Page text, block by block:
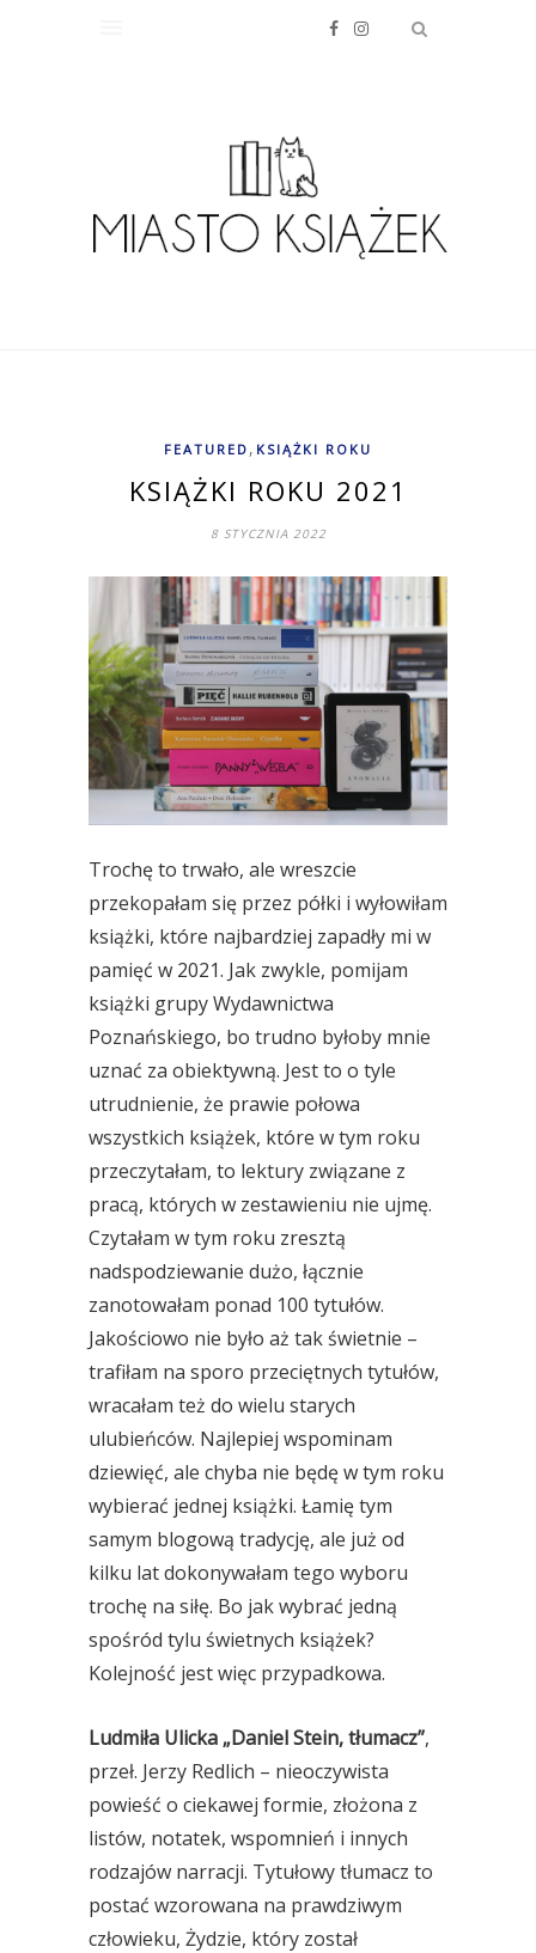
FEATURED , KSIĄŻKI ROKU
KSIĄŻKI ROKU 2021
8 STYCZNIA 2022
Trochę to trwało, ale wreszcie
przekopałam się przez półki i wyłowiłam
książki, które najbardziej zapadły mi w
pamięć w 2021. Jak zwykle, pomijam
książki grupy Wydawnictwa
Poznańskiego, bo trudno byłoby mnie
uznać za obiektywną. Jest to o tyle
utrudnienie, że prawie połowa
wszystkich książek, które w tym roku
przeczytałam, to lektury związane z
pracą, których w zestawieniu nie ujmę.
Czytałam w tym roku zresztą
nadspodziewanie dużo, łącznie
zanotowałam ponad 100 tytułów.
Jakościowo nie było aż tak świetnie –
trafiłam na sporo przeciętnych tytułów,
wracałam też do wielu starych
ulubieńców. Najlepiej wspominam
dziewięć, ale chyba nie będę w tym roku
wybierać jednej książki. Łamię tym
samym blogową tradycję, ale już od
kilku lat dokonywałam tego wyboru
trochę na siłę. Bo jak wybrać jedną
spośród tylu świetnych książek?
Kolejność jest więc przypadkowa.
Ludmiła Ulicka „Daniel Stein, tłumacz”,
przeł. Jerzy Redlich – nieoczywista
powieść o ciekawej formie, złożona z
listów, notatek, wspomnień i innych
rodzajów narracji. Tytułowy tłumacz to
postać wzorowana na prawdziwym
człowieku, Żydzie, który został